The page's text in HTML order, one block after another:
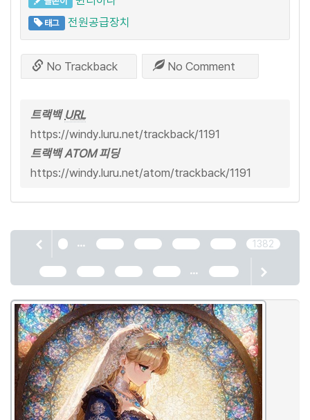
태그 전원공급장치
No Trackback No Comment
트랙백 URL
https://windy.luru.net/trackback/1191
트랙백 ATOM 피딩
https://windy.luru.net/atom/trackback/1191
... 1382
...